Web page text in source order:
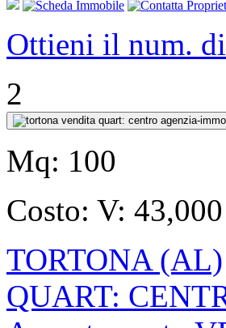
Ottieni il num.
2
Mq: 100
Costo: V: 43,000
TORTONA (AL)
QUART: